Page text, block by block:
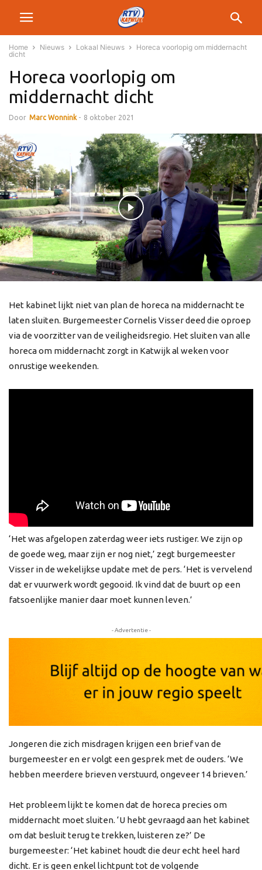
Home Nieuws Lokaal Nieuws
Horeca voorlopig om middernacht
dicht
Horeca voorlopig om
middernacht dicht
Door Marc Wonnink - 8 oktober 2021
Het kabinet lijkt niet van plan de horeca na middernacht te
laten sluiten. Burgemeester Cornelis Visser deed die oproep
via de voorzitter van de veiligheidsregio. Het sluiten van alle
horeca om middernacht zorgt in Katwijk al weken voor
onrustige weekenden.
‘Het was afgelopen zaterdag weer iets rustiger. We zijn op
de goede weg, maar zijn er nog niet,’ zegt burgemeester
Visser in de wekelijkse update met de pers. ‘Het is vervelend
dat er vuurwerk wordt gegooid. Ik vind dat de buurt op een
fatsoenlijke manier daar moet kunnen leven.’
- Advertentie -
Jongeren die zich misdragen krijgen een brief van de
burgemeester en er volgt een gesprek met de ouders. ‘We
hebben meerdere brieven verstuurd, ongeveer 14 brieven.’
Het probleem lijkt te komen dat de horeca precies om
middernacht moet sluiten. ‘U hebt gevraagd aan het kabinet
om dat besluit terug te trekken, luisteren ze?’ De
burgemeester: ‘Het kabinet houdt die deur echt heel hard
dicht. Er is geen enkel lichtpunt tot de volgende